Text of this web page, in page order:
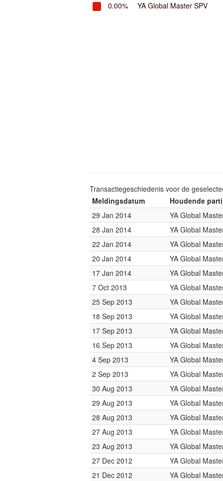
0.00%
YA Global Master SPV
Transactiegeschiedenis voor de
Meldingsdatum
Houdende
29 Jan 2014
YA Global
28 Jan 2014
YA Global
22 Jan 2014
YA Global
20 Jan 2014
YA Global
17 Jan 2014
YA Global
7 Oct 2013
YA Global
25 Sep 2013
YA Global
18 Sep 2013
YA Global
17 Sep 2013
YA Global
16 Sep 2013
YA Global
4 Sep 2013
YA Global
2 Sep 2013
YA Global
30 Aug 2013
YA Global
29 Aug 2013
YA Global
28 Aug 2013
YA Global
27 Aug 2013
YA Global
23 Aug 2013
YA Global
27 Dec 2012
YA Global
21 Dec 2012
YA Global